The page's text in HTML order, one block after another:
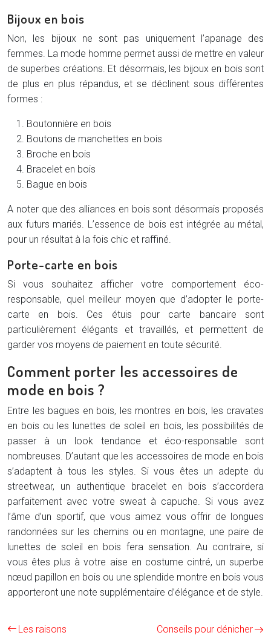
Bijoux en bois
Non, les bijoux ne sont pas uniquement l’apanage des
femmes. La mode homme permet aussi de mettre en valeur
de superbes créations. Et désormais, les bijoux en bois sont
de plus en plus répandus, et se déclinent sous différentes
formes :
Boutonnière en bois
Boutons de manchettes en bois
Broche en bois
Bracelet en bois
Bague en bois
A noter que des alliances en bois sont désormais proposés
aux futurs mariés. L’essence de bois est intégrée au métal,
pour un résultat à la fois chic et raffiné.
Porte-carte en bois
Si vous souhaitez afficher votre comportement éco-
responsable, quel meilleur moyen que d’adopter le porte-
carte en bois. Ces étuis pour carte bancaire sont
particulièrement élégants et travaillés, et permettent de
garder vos moyens de paiement en toute sécurité.
Comment porter les accessoires de
mode en bois ?
Entre les bagues en bois, les montres en bois, les cravates
en bois ou les lunettes de soleil en bois, les possibilités de
passer à un look tendance et éco-responsable sont
nombreuses. D’autant que les accessoires de mode en bois
s’adaptent à tous les styles. Si vous êtes un adepte du
streetwear, un authentique bracelet en bois s’accordera
parfaitement avec votre sweat à capuche. Si vous avez
l’âme d’un sportif, que vous aimez vous offrir de longues
randonnées sur les chemins ou en montagne, une paire de
lunettes de soleil en bois fera sensation. Au contraire, si
vous êtes plus à votre aise en costume cintré, un superbe
nœud papillon en bois ou une splendide montre en bois vous
apporteront une note supplémentaire d’élégance et de style.
Les raisons
Conseils pour dénicher